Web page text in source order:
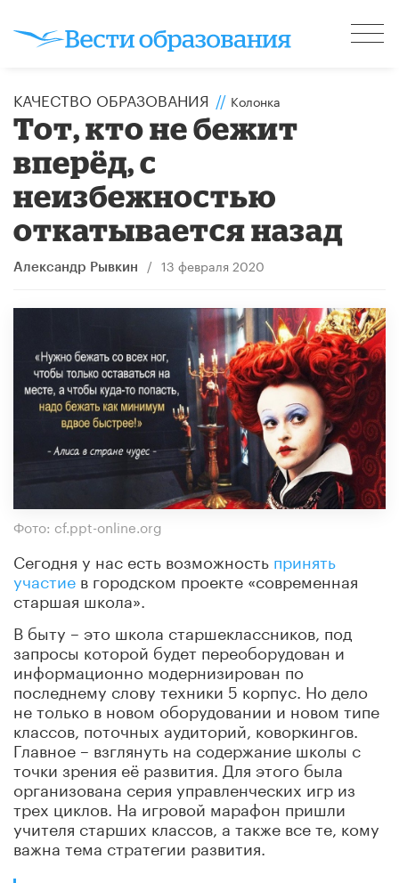
КАЧЕСТВО ОБРАЗОВАНИЯ // Колонка
Тот, кто не бежит
вперёд, с
неизбежностью
откатывается назад
Александр Рывкин / 13 февраля 2020
Фото: cf.ppt-online.org
Сегодня у нас есть возможность принять
участие в городском проекте «современная
старшая школа».
В быту – это школа старшеклассников, под
запросы которой будет переоборудован и
информационно модернизирован по
последнему слову техники 5 корпус. Но дело
не только в новом оборудовании и новом типе
классов, поточных аудиторий, коворкингов.
Главное – взглянуть на содержание школы с
точки зрения её развития. Для этого была
организована серия управленческих игр из
трех циклов. На игровой марафон пришли
учителя старших классов, а также все те, кому
важна тема стратегии развития.